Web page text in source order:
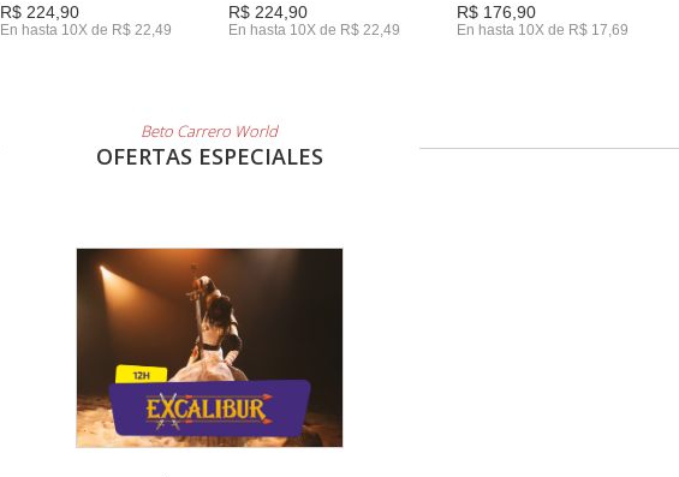
R$ 224,90
En hasta 10X de R$ 22,49
R$ 224,90
En hasta 10X de R$ 22,49
R$ 176,90
En hasta 10X de R$ 17,69
Beto Carrero World
OFERTAS ESPECIALES